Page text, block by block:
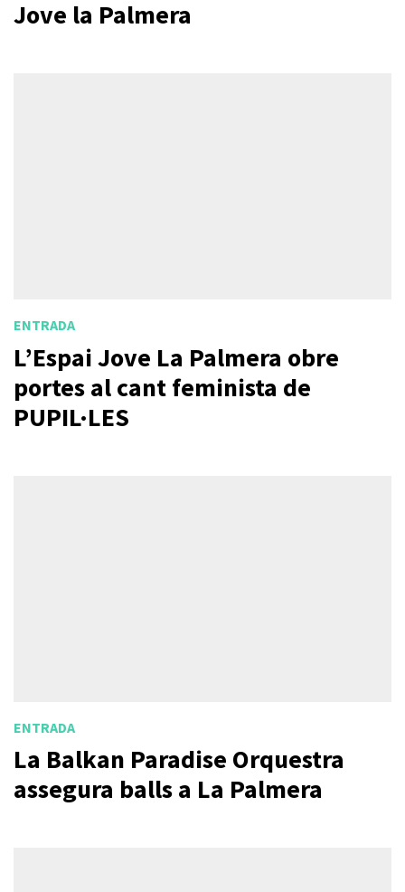
Jove la Palmera
ENTRADA
L’Espai Jove La Palmera obre
portes al cant feminista de
PUPIL·LES
ENTRADA
La Balkan Paradise Orquestra
assegura balls a La Palmera